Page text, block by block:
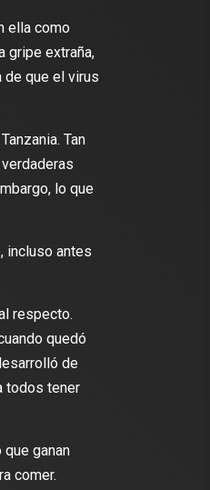
ella como
gripe extraña,
de que el virus
Tan
lo que
incluso antes
respecto.
quedó
de
todos tener
ganan
comer.